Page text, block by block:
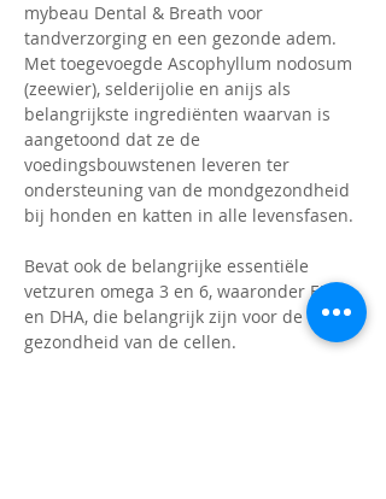
mybeau Dental & Breath voor
tandverzorging en een gezonde adem.
Met toegevoegde Ascophyllum nodosum
(zeewier), selderijolie en anijs als
belangrijkste ingrediënten waarvan is
aangetoond dat ze de
voedingsbouwstenen leveren ter
ondersteuning van de mondgezondheid
bij honden en katten in alle levensfasen.
Bevat ook de belangrijke essentiële
vetzuren omega 3 en 6, waaronder EPA
en DHA, die belangrijk zijn voor de
gezondheid van de cellen.